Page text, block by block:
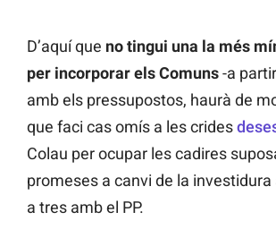
D’aquí que no tingui una la més
per incorporar els Comuns-a
amb els pressupostos, haurà de
que faci cas omís a les crides
Colau per ocupar les cadires
promeses a canvi de la
a tres amb el PP. ­